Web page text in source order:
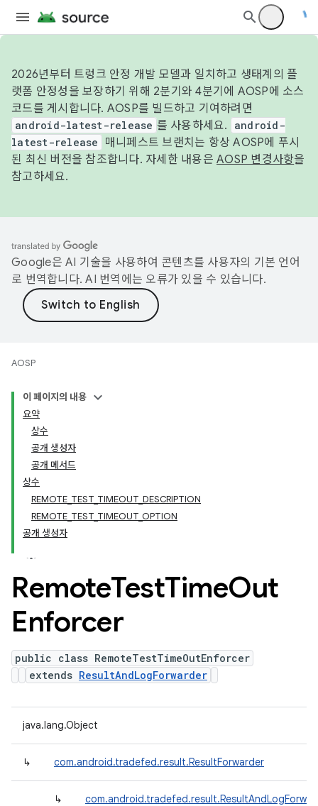
2026년부터 트렁크 안정 개발 모델과 일치하고 생태계의 플
랫폼 안정성을 보장하기 위해 2분기와 4분기에 AOSP에 소스
코드를 게시합니다. AOSP를 빌드하고 기여하려면
android-latest-release 를 사용하세요.
android-
latest-release
매니페스트 브랜치는 항상 AOSP에 푸시
된 최신 버전을 참조합니다. 자세한 내용은 AOSP 변경사항을
참고하세요.
Google은 AI 기술을 사용하여 콘텐츠를 사용자의 기본 언어
로 번역합니다. AI 번역에는 오류가 있을 수 있습니다.
AOSP
이 페이지의 내용
요약
상수
공개 생성자
공개 메서드
상수
REMOTE_TEST_TIMEOUT_DESCRIPTION
REMOTE_TEST_TIMEOUT_OPTION
공개 생성자
RemoteTestTimeOut
Enforcer
public class RemoteTestTimeOutEnforcer
extends ResultAndLogForwarder
java.lang.Object
↳ com.android.tradefed.result.ResultForwarder
↳